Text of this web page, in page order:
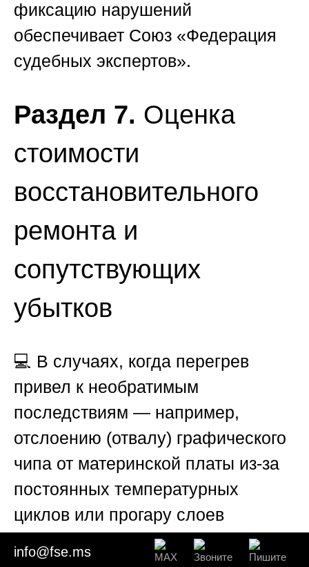
фиксацию нарушений
обеспечивает Союз «Федерация
судебных экспертов».
Раздел 7. Оценка
стоимости
восстановительного
ремонта и
сопутствующих
убытков
💻 В случаях, когда перегрев
привел к необратимым
последствиям — например,
отслоению (отвалу) графического
чипа от материнской платы из-за
постоянных температурных
циклов или прогару слоев
текстолита в цепях питания —
info@fse.ms